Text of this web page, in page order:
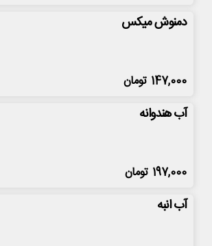
دمنوش میکس
147,000 تومان
آب هندوانه
197,000 تومان
آب انبه